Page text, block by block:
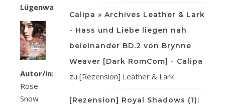
Lügenwahrheit
Autor/in:
Rose
Snow
Calipa » Archives Leather & Lark
- Hass und Liebe liegen nah
beieinander BD.2 von Brynne
Weaver [Dark RomCom] - Calipa
zu [Rezension] Leather & Lark
[Rezension] Royal Shadows (1):